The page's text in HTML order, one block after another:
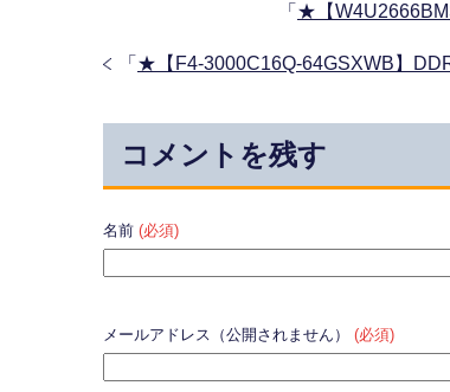
「 ★【
「 ★【F4-3000C16Q-64GSXWB】
コメントを残す
名前 (必須)
メールアドレス（公開されません） (必須)